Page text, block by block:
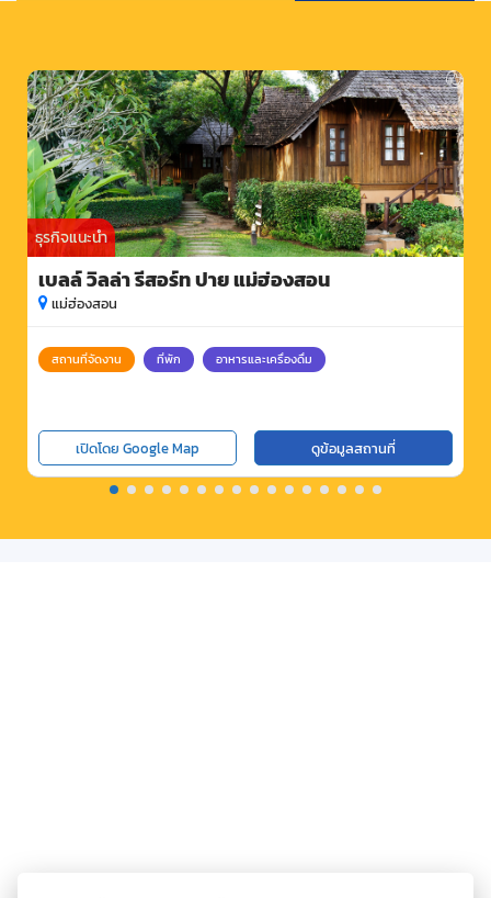
ธุรกิจแนะนำ
เบลล์ วิลล่า รีสอร์ท ปาย แม่ฮ่องสอน
แม่ฮ่องสอน
สถานที่จัดงาน ที่พัก อาหารและเครื่องดื่ม
เปิดโดย Google Map ดูข้อมูลสถานที่